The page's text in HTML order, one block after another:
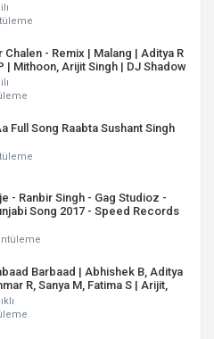
Chalen - Remix | Malang | Aditya R
| Mithoon, Arijit Singh | DJ Shadow
Full Song Raabta Sushant Singh
- Ranbir Singh - Gag Studioz -
Song 2017 - Speed Records
Barbaad | Abhishek B, Aditya
R, Sanya M, Fatima S | Arijit,